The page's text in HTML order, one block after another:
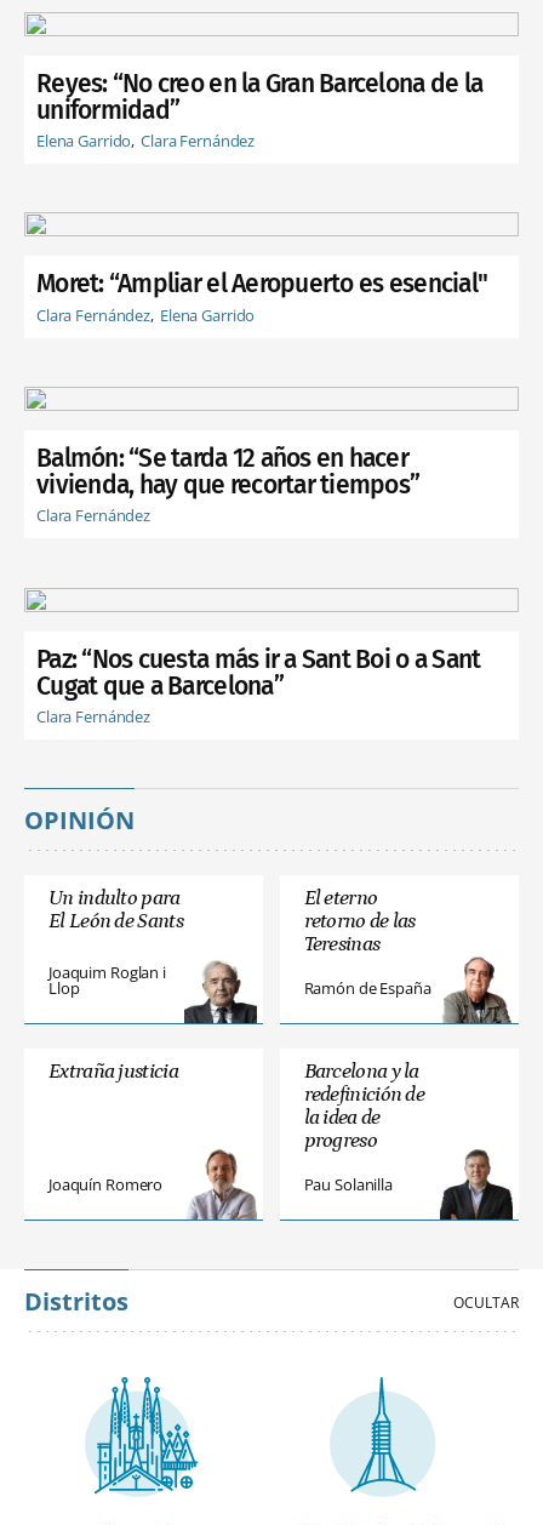
Reyes: “No creo en la Gran Barcelona de la
uniformidad”
Elena Garrido Clara Fernández
Moret: “Ampliar el Aeropuerto es esencial"
Clara Fernández Elena Garrido
Balmón: “Se tarda 12 años en hacer
vivienda, hay que recortar tiempos”
Clara Fernández
Paz: “Nos cuesta más ir a Sant Boi o a Sant
Cugat que a Barcelona”
Clara Fernández
OPINIÓN
Un indulto para
El León de Sants
Joaquim Roglan i
Llop
El eterno
retorno de las
Teresinas
Ramón de España
Extraña justicia
Joaquín Romero
Barcelona y la
redefinición de
la idea de
progreso
Pau Solanilla
Distritos